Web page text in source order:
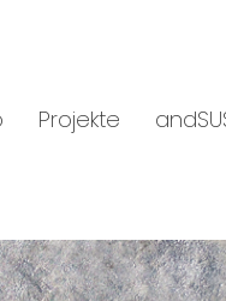
Projekte